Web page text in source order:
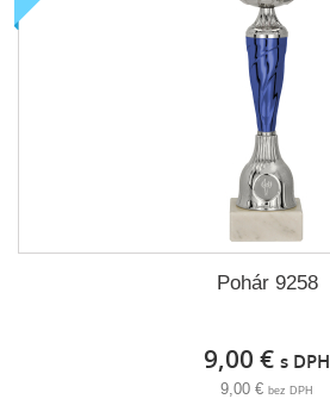
Pohár 9258
9,00 € s DPH
9,00 € bez DPH